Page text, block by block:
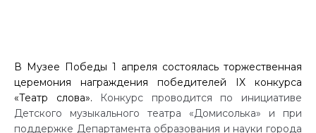
В Музее Победы 1 апреля состоялась торжественная
церемония награждения победителей IX конкурса
«Театр слова». Конкурс проводится по инициативе
Детского музыкального театра «Домисолька» и при
поддержке Департамента образования и науки города